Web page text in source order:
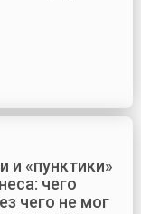
и «пунктики»
чего
чего не мог